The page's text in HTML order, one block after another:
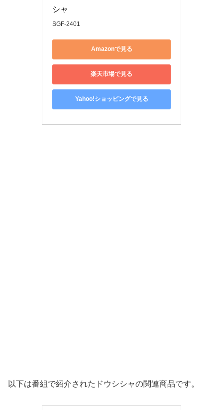
シャ
SGF-2401
Amazonで見る
楽天市場で見る
Yahoo!ショッピングで見る
以下は番組で紹介されたドウシシャの関連商品です。